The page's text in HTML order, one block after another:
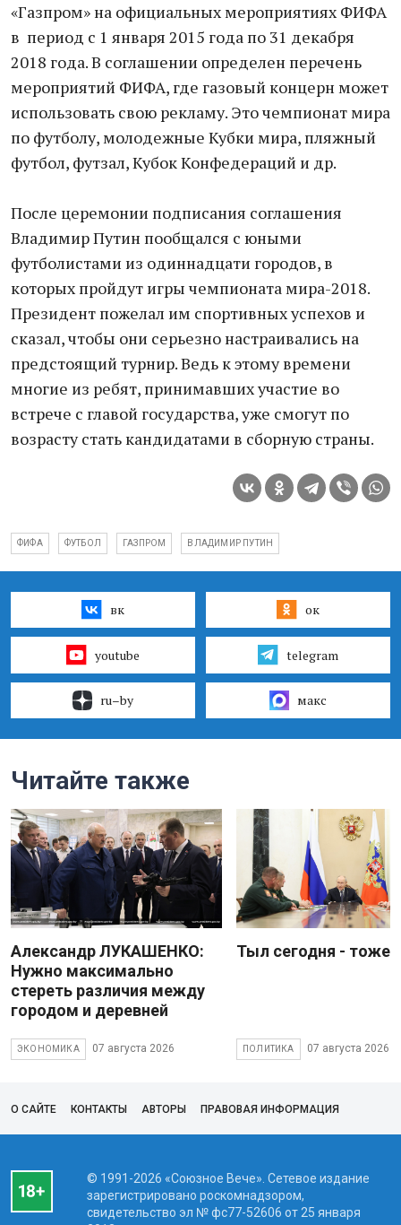
«Газпром» на официальных мероприятиях ФИФА
в период с 1 января 2015 года по 31 декабря
2018 года. В соглашении определен перечень
мероприятий ФИФА, где газовый концерн может
использовать свою рекламу. Это чемпионат мира
по футболу, молодежные Кубки мира, пляжный
футбол, футзал, Кубок Конфедераций и др.
После церемонии подписания соглашения
Владимир Путин пообщался с юными
футболистами из одиннадцати городов, в
которых пройдут игры чемпионата мира-2018.
Президент пожелал им спортивных успехов и
сказал, чтобы они серьезно настраивались на
предстоящий турнир. Ведь к этому времени
многие из ребят, принимавших участие во
встрече с главой государства, уже смогут по
возрасту стать кандидатами в сборную страны.
ФИФА ФУТБОЛ ГАЗПРОМ ВЛАДИМИР ПУТИН
вк ок
youtube telegram
ru–by макс
Читайте также
Александр ЛУКАШЕНКО:
Нужно максимально
стереть различия между
городом и деревней
ЭКОНОМИКА 07 августа 2026
Тыл сегодня - тоже
ПОЛИТИКА 07 августа 2026
О САЙТЕ КОНТАКТЫ АВТОРЫ ПРАВОВАЯ ИНФОРМАЦИЯ
© 1991-2026 «Союзное Вече». Сетевое издание
зарегистрировано роскомнадзором,
свидетельство эл № фc77-52606 от 25 января